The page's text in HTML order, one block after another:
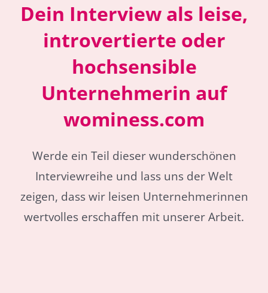
Dein Interview als leise,
introvertierte oder
hochsensible
Unternehmerin auf
wominess.com
Werde ein Teil dieser wunderschönen
Interviewreihe und lass uns der Welt
zeigen, dass wir leisen Unternehmerinnen
wertvolles erschaffen mit unserer Arbeit.